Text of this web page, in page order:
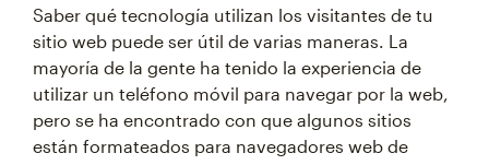
Saber qué tecnología utilizan los visitantes de tu
sitio web puede ser útil de varias maneras. La
mayoría de la gente ha tenido la experiencia de
utilizar un teléfono móvil para navegar por la web,
pero se ha encontrado con que algunos sitios
están formateados para navegadores web de